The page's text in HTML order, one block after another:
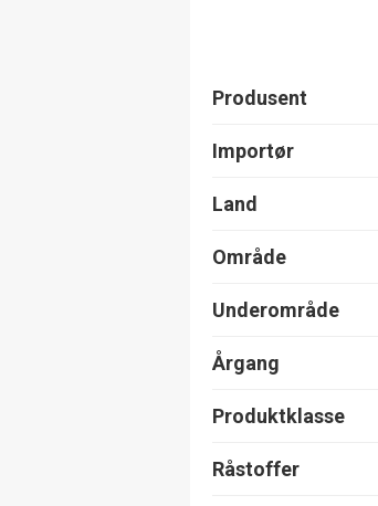
Produsent
Importør
Land
Område
Underområde
Årgang
Produktklasse
Råstoffer